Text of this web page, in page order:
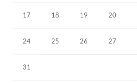
17 18 19 20
24 25 26 27
31